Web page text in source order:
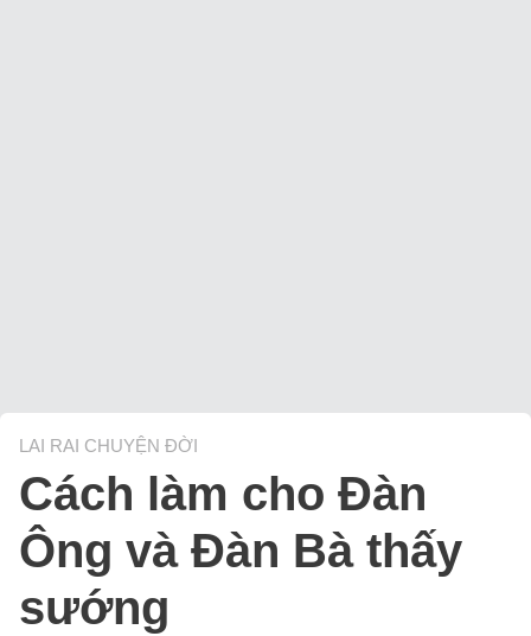
LAI RAI CHUYỆN ĐỜI
Cách làm cho Đàn
Ông và Đàn Bà thấy
sướng